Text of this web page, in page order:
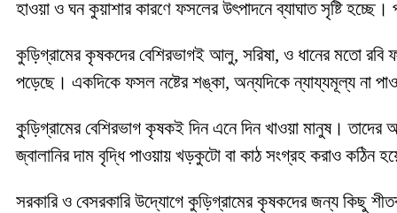
হাওয়া ও ঘন কুয়াশার কারণে ফসলের উৎপাদনে ব্যাঘাত সৃষ্টি
কুড়িগ্রামের কৃষকদের বেশিরভাগই আলু, সরিষা, ও ধানের মতো রবি
পড়েছে। একদিকে ফসল নষ্টের শঙ্কা, অন্যদিকে ন্যায্যমূল্য না
কুড়িগ্রামের বেশিরভাগ কৃষকই দিন এনে দিন খাওয়া মানুষ।
জ্বালানির দাম বৃদ্ধি পাওয়ায় খড়কুটো বা কাঠ সংগ্রহ করাও কঠিন
সরকারি ও বেসরকারি উদ্যোগে কুড়িগ্রামের কৃষকদের জন্য কিছু